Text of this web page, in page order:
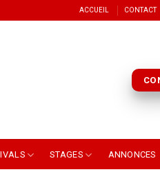
ACCUEIL CONTACT
STAGES ANNONCES